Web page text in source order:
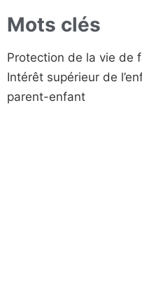
Mots clés
Protection de la vie de
Intérêt supérieur de
parent-enfant